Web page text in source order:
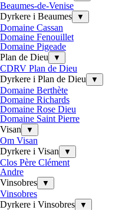
Beaumes-de-Venise
Dyrkere i Beaumes
▼
Domaine Cassan
Domaine Fenouillet
Domaine Pigeade
Plan de Dieu
▼
CDRV Plan de Dieu
Dyrkere i Plan de Dieu
▼
Domaine Berthète
Domaine Richards
Domaine Rose Dieu
Domaine Saint Pierre
Visan
▼
Om Visan
Dyrkere i Visan
▼
Clos Père Clément
Andre
Vinsobres
▼
Vinsobres
Dyrkere i Vinsobres
▼